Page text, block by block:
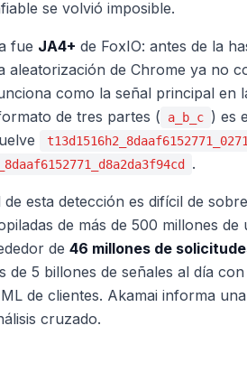
se volvió imposible.
fue JA4+ de FoxIO: antes de la
aleatorización de Chrome ya no
como la señal principal en
de tres partes ( a_b_c ) es
.
de esta detección es difícil de
de más de 500 millones
de 46 millones de
de 5 billones de señales al día
de clientes. Akamai informa
cruzado.